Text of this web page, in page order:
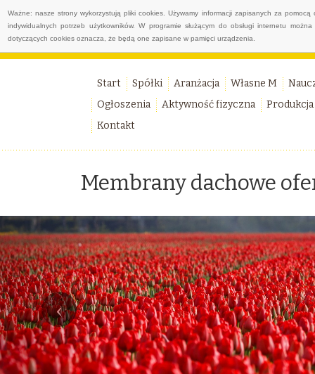
Ważne: nasze strony wykorzystują pliki cookies. Używamy informacji zapisanych za
indywidualnych potrzeb użytkowników. W programie służącym do obsługi internetu
dotyczących cookies oznacza, że będą one zapisane w pamięci urządzenia.
Start Spółki Aranżacja Własne M
Ogłoszenia
Aktywność fizyczna
Produkcja
Kontakt
Membrany dachowe